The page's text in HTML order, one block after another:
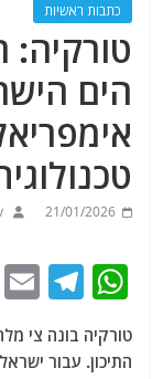
כתבות ראשיות
טורקיה:
הים
21/01/2026
W
at
T
e
טורקיה בונה צי
התיכון. עבור